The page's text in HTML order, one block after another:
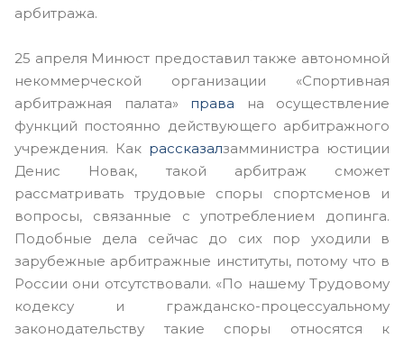
арбитража.
25 апреля Минюст предоставил также автономной
некоммерческой организации «Спортивная
арбитражная палата» права на осуществление
функций постоянно действующего арбитражного
учреждения. Как рассказалзамминистра юстиции
Денис Новак, такой арбитраж сможет
рассматривать трудовые споры спортсменов и
вопросы, связанные с употреблением допинга.
Подобные дела сейчас до сих пор уходили в
зарубежные арбитражные институты, потому что в
России они отсутствовали. «По нашему Трудовому
кодексу и гражданско-процессуальному
законодательству такие споры относятся к